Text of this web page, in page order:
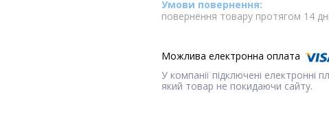
повернення товару протягом 14
У компанії підключені
який товар не покидаючи сайту.